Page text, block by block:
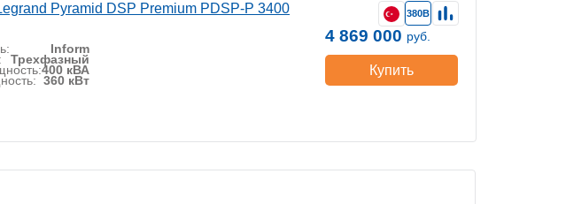
Pyramid DSP Premium PDSP-P 3400
Inform
Трехфазный
400 кВА
360 кВт
380В
4 869 000 руб.
Купить